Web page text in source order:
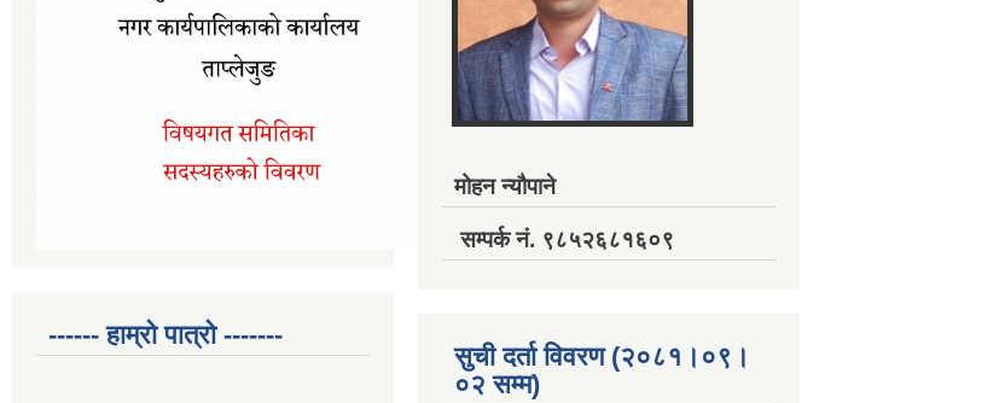
------ हाम्रो पात्रो -------
मोहन न्यौपाने
सम्पर्क नं. ९८५२६८१६०९
सुची दर्ता विवरण (२०८१।०९।
०२ सम्म)